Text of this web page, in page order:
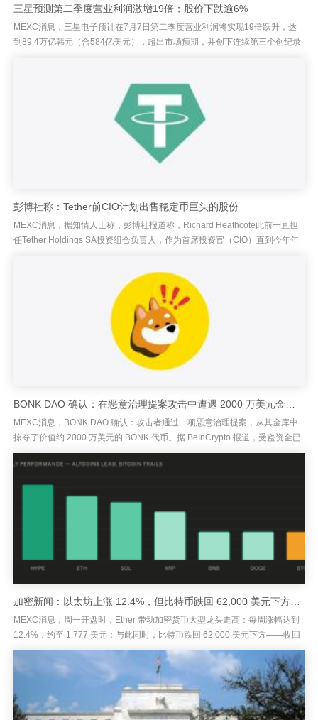
三星预测第二季度营业利润激增19倍；股价下跌逾6%
MEXC消息，三星电子预计在7月7日第二季度营业利润将实现19倍跃升，达
到89.4万亿韩元（合584亿美元），超出市场预期，并创下连续第三个创纪录
彭博社称：Tether前CIO计划出售稳定币巨头的股份
MEXC消息，据知情人士称，彭博社报道称，Richard Heathcote此前一直担
任Tether Holdings SA投资组合负责人，作为首席投资官（CIO）直到今年年
MEXC消息，BONK DAO 确认：攻击者通过一项恶意治理提案，从其金库中
掠夺了价值约 2000 万美元的 BONK 代币。据 BeInCrypto 报道，受盗资金已
经开始转移到交易所，促使 BON...
MEXC消息，周一开盘时，Ether 带动加密货币大型龙头走高：每周涨幅达到
12.4%，约至 1,777 美元；与此同时，比特币跌回 62,000 美元下方——收回
了此前在 63,000 美元上方的...